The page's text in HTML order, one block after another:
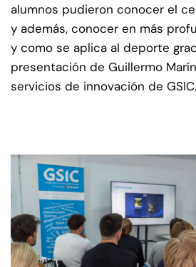
alumnos pudieron conocer el
y además, conocer en más
y como se aplica al deporte
presentación de Guillermo
servicios de innovación de GSIC.